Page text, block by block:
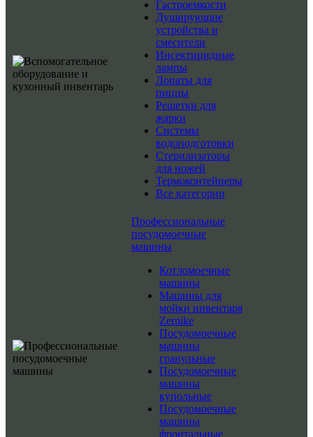
Гастроемкости
Душирующие
устройства и
смесители
Инсектицидные
лампы
Лопаты для
пиццы
Решетки для
жарки
Системы
водоподготовки
Стерилизаторы
для ножей
Термоконтейнеры
Все категории
Профессиональные
посудомоечные
машины
Котломоечные
машины
Машины для
мойки инвентаря
Zernike
Посудомоечные
машины
гранульные
Посудомоечные
машины
купольные
Посудомоечные
машины
фронтальные